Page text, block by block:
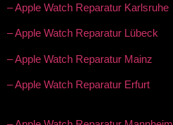
– Apple Watch Reparatur Karlsruhe
– Apple Watch Reparatur Lübeck
– Apple Watch Reparatur Mainz
– Apple Watch Reparatur Erfurt